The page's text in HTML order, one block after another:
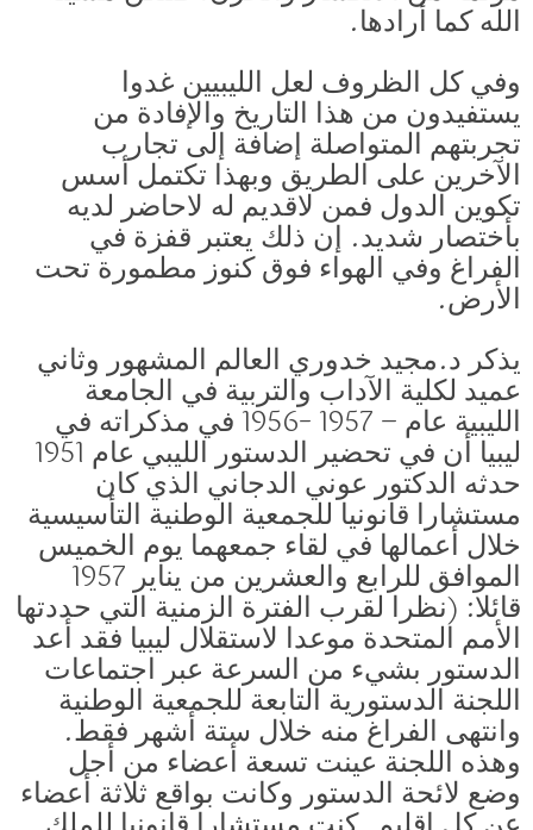
الله كما أرادها.
وفي كل الظروف لعل الليبيين غدوا
يستفيدون من هذا التاريخ والإفادة من
تجربتهم المتواصلة إضافة إلى تجارب
الآخرين على الطريق وبهذا تكتمل أسس
تكوين الدول فمن لاقديم له لاحاضر لديه
بأختصار شديد. إن ذلك يعتبر قفزة في
الفراغ وفي الهواء فوق كنوز مطمورة تحت
الأرض.
يذكر د.مجيد خدوري العالم المشهور وثاني
عميد لكلية الآداب والتربية في الجامعة
الليبية عام – 1957 -1956 في مذكراته في
ليبيا أن في تحضير الدستور الليبي عام 1951
حدثه الدكتور عوني الدجاني الذي كان
مستشارا قانونيا للجمعية الوطنية التأسيسية
خلال أعمالها في لقاء جمعهما يوم الخميس
الموافق للرابع والعشرين من يناير 1957
قائلا: (نظرا لقرب الفترة الزمنية التي حددتها
الأمم المتحدة موعدا لاستقلال ليبيا فقد أعد
الدستور بشيء من السرعة عبر اجتماعات
اللجنة الدستورية التابعة للجمعية الوطنية
وانتهى الفراغ منه خلال ستة أشهر فقط.
وهذه اللجنة عينت تسعة أعضاء من أجل
وضع لائحة الدستور وكانت بواقع ثلاثة أعضاء